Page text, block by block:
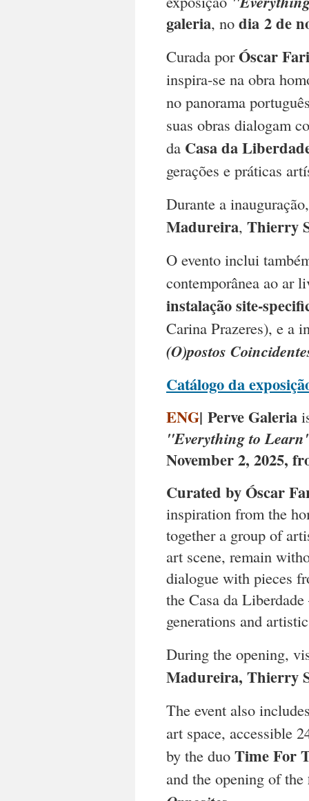
galeria, no dia 2 de
Curada porÓscar
inspira-se na obra
no panorama
suas obras dialogam
da Casa da
gerações e práticas
Durante a
Madureira, Thierry
O evento inclui
contemporânea ao ar
instalação site-
Carina Prazeres), e a
(O)postos
Catálogo da
ENG| Perve Galeria
"Everything to
November 2, 2025,
Curated by Óscar
inspiration from the
together a group of
art scene, remain
dialogue with pieces
the Casa da
generations and
During the opening,
Madureira, Thierry
The event also
art space, accessible
by the duo Time For
and the opening of the